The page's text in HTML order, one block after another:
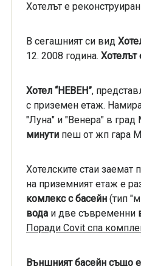
Хотелът е
В сегашният си вид
12. 2008 година. Хотелът
Хотел “НЕВЕН”,
с приземен етаж.
"Луна" и "Венера" в
минутипеш от жп гара
Хотелските стаи заемат
на приземният етаж е
комлекс с басейн(тип
водаи две съвременни
Поради Covit спа
Външният басейнсъщо е